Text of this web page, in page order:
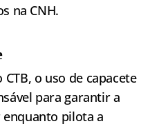
na CNH.
o uso de capacete
para garantir a
pilota a